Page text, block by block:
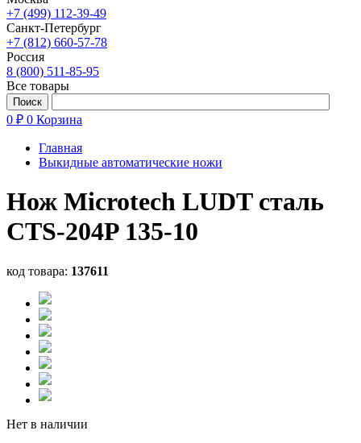
+7 (499) 112-39-49
Санкт-Петербург
+7 (812) 660-57-78
Россия
8 (800) 511-85-95
Все товары
0 ₽ 0 Корзина
Главная
Выкидные автоматические ножи
Нож Microtech LUDT сталь
CTS-204P 135-10
код товара: 137611
Нет в наличии